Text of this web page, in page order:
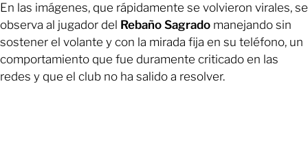
En las imágenes, que rápidamente se volvieron virales, se
observa al jugador del Rebaño Sagrado manejando sin
sostener el volante y con la mirada fija en su teléfono, un
comportamiento que fue duramente criticado en las
redes y que el club no ha salido a resolver.